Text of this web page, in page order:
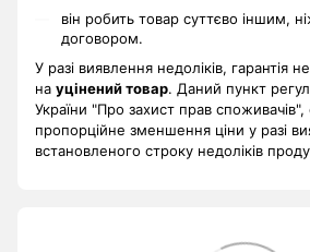
він робить товар суттєво іншим,
договором.
У разі виявлення недоліків, гарантія
на уцінений товар. Даний пункт
України "Про захист прав споживачів",
пропорційне зменшення ціни у разі
встановленого строку недоліків